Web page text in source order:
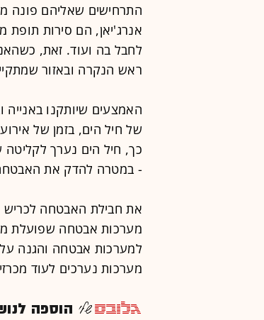
התרחישים שאליהם פונה
אנרג'יאן, הם סירות תופת
לחבל בה ועוד. זאת,
ראש הנקרה ובאזור
האמצעים שיותקנו
של חיל הים, בזמן של
כך, חיל הים נערך
- במטרה להדק את האבטחה
את חבילת האבטחה לכריש
למערכות אבטחה והגנה על
מערכות נערכים לעוד
הוספה